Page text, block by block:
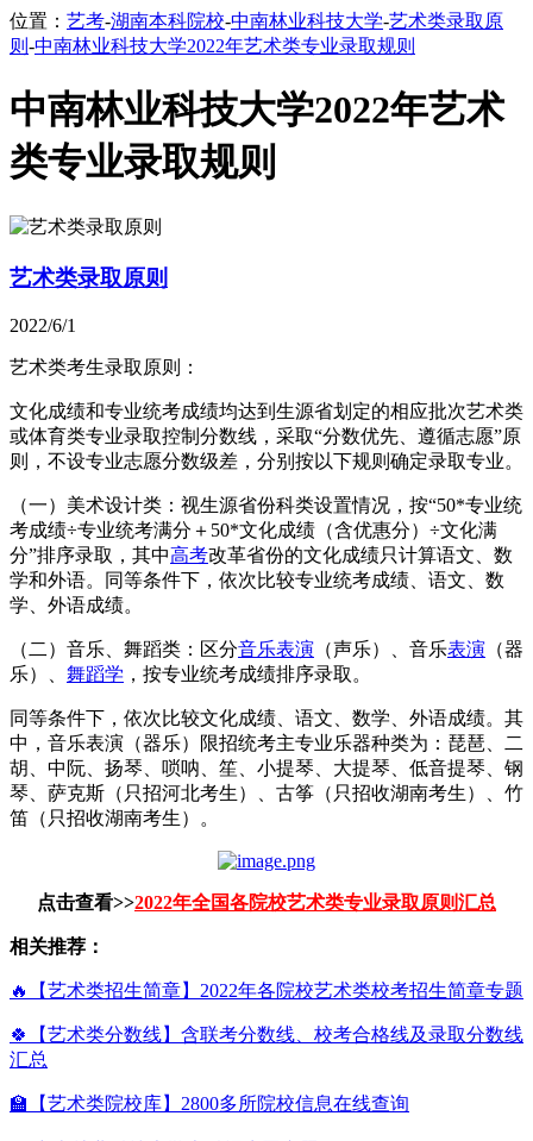
位置： 艺考-湖南本科院校-中南林业科技大学-艺术类录取原
则 -中南林业科技大学2022年艺术类专业录取规则
中南林业科技大学2022年艺术
类专业录取规则
艺术类录取原则
2022/6/1
艺术类考生录取原则：
文化成绩和专业统考成绩均达到生源省划定的相应批次艺术类
或体育类专业录取控制分数线，采取“分数优先、遵循志愿”原
则，不设专业志愿分数级差，分别按以下规则确定录取专业。
（一）美术设计类：视生源省份科类设置情况，按“50*专业统
考成绩÷专业统考满分＋50*文化成绩（含优惠分）÷文化满
分”排序录取，其中高考改革省份的文化成绩只计算语文、数
学和外语。同等条件下，依次比较专业统考成绩、语文、数
学、外语成绩。
（二）音乐、舞蹈类：区分音乐表演 （声乐）、音乐表演 （器
乐）、 舞蹈学 ，按专业统考成绩排序录取。
同等条件下，依次比较文化成绩、语文、数学、外语成绩。其
中，音乐表演（器乐）限招统考主专业乐器种类为：琵琶、二
胡、中阮、扬琴、唢呐、笙、小提琴、大提琴、低音提琴、钢
琴、萨克斯（只招河北考生）、古筝（只招收湖南考生）、竹
笛（只招收湖南考生）。
点击查看>>2022年全国各院校艺术类专业录取原则汇总
相关推荐：
🔥【艺术类招生简章】2022年各院校艺术类校考招生简章专题
🍀【艺术类分数线】含联考分数线、校考合格线及录取分数线
汇总
🏫【艺术类院校库】2800多所院校信息在线查询